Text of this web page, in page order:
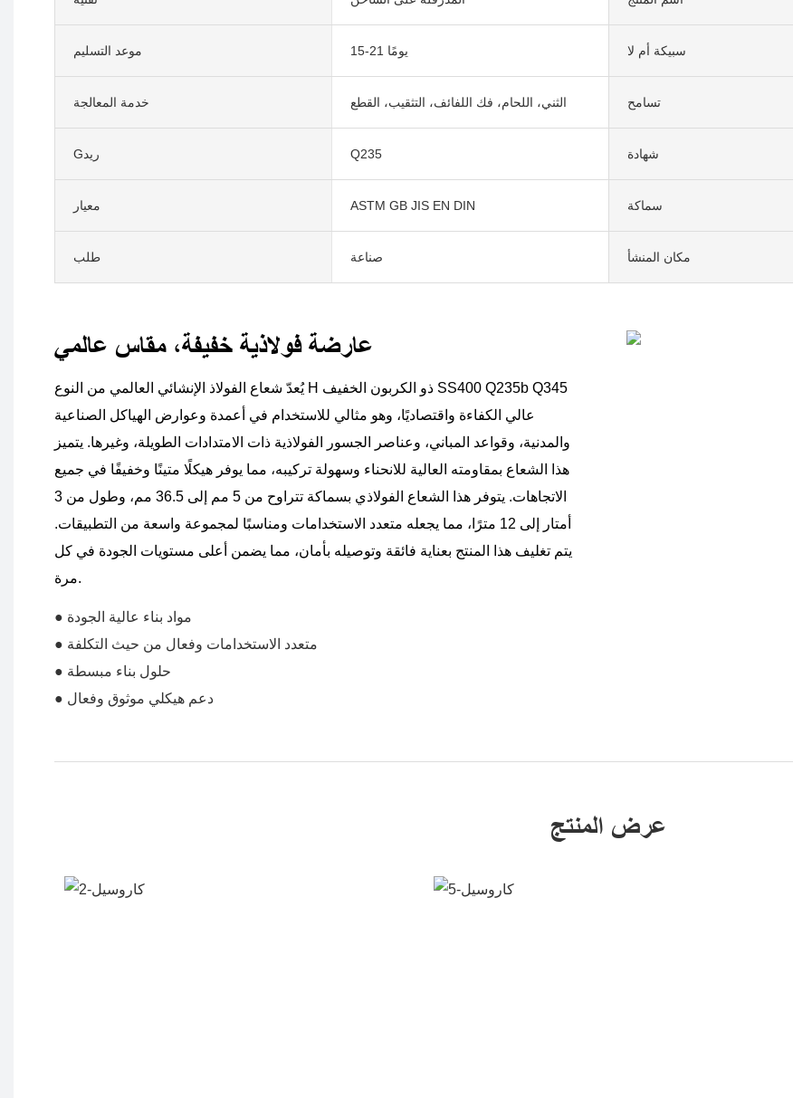
موعد التسليم 15-21 يومًا سبيكة أم لا
خدمة المعالجة الثني، اللحام، فك اللفائف، التثقيب، القطع تسامح
Gريد Q235 شهادة
معيار ASTM GB JIS EN DIN سماكة
طلب صناعة مكان المنشأ
عارضة فولاذية خفيفة، مقاس عالمي
يُعدّ شعاع الفولاذ الإنشائي العالمي من النوع H ذو الكربون الخفيف SS400 Q235b Q345
عالي الكفاءة واقتصاديًا، وهو مثالي للاستخدام في أعمدة وعوارض الهياكل الصناعية
والمدنية، وقواعد المباني، وعناصر الجسور الفولاذية ذات الامتدادات الطويلة، وغيرها. يتميز
هذا الشعاع بمقاومته العالية للانحناء وسهولة تركيبه، مما يوفر هيكلًا متينًا وخفيفًا في جميع
الاتجاهات. يتوفر هذا الشعاع الفولاذي بسماكة تتراوح من 5 مم إلى 36.5 مم، وطول من 3
أمتار إلى 12 مترًا، مما يجعله متعدد الاستخدامات ومناسبًا لمجموعة واسعة من التطبيقات.
يتم تغليف هذا المنتج بعناية فائقة وتوصيله بأمان، مما يضمن أعلى مستويات الجودة في كل
مرة.
● مواد بناء عالية الجودة
● متعدد الاستخدامات وفعال من حيث التكلفة
● حلول بناء مبسطة
● دعم هيكلي موثوق وفعال
عرض المنتج